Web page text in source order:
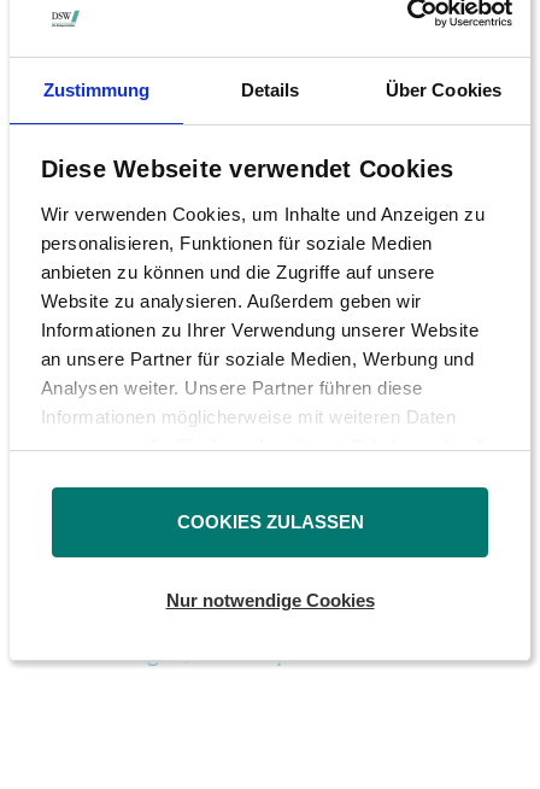
Zustimmung Details Über Cookies
Diese Webseite verwendet Cookies
Wir verwenden Cookies, um Inhalte und Anzeigen zu
personalisieren, Funktionen für soziale Medien
anbieten zu können und die Zugriffe auf unsere
Website zu analysieren. Außerdem geben wir
Informationen zu Ihrer Verwendung unserer Website
an unsere Partner für soziale Medien, Werbung und
Analysen weiter. Unsere Partner führen diese
Informationen möglicherweise mit weiteren Daten
zusammen, die Sie ihnen bereitgestellt haben oder die
COOKIES ZULASSEN
Nur notwendige Cookies
angekündigten Anlassprüfung der BaFin sowie
09.02.2026
Düsseldorf/Berlin, 9. Februar 2026 Die Pläne
der SPD, künftig neben Erwerbseinkommen auch
Kapitaleinkünfte stärker zur Finanzierung des
Gesundheitswesens heranzuziehen, würden die
private Altersvorsorge spürbar unattraktiver
machen. Betroffen wären...
Mitglieder wenden sich bitte an die
Ansprechpartner für die Presse:Erik